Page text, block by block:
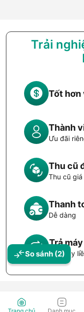
So sánh (2)
Trải
Tốt hơn
Thành
Ưu đãi
Thu cũ
Thu cũ
Thanh
Dễ dàng
Trả
Đổi máy